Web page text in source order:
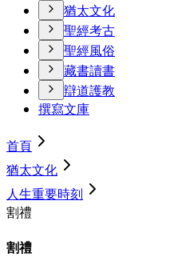
猶太文化
聖經考古
聖經風俗
藏書讀書
辯道護教
撰寫文庫
首頁
猶太文化
人生重要時刻
割禮
割禮